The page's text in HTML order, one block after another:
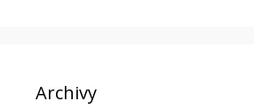
Archivy